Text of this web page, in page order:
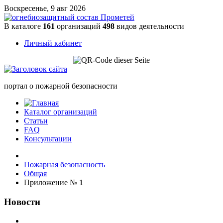
Воскресенье, 9 авг 2026
В каталоге 161 организаций 498 видов деятельности
Личный кабинет
портал о пожарной безопасности
Каталог организаций
Статьи
FAQ
Консультации
Пожарная безопасность
Общая
Приложение № 1
Новости